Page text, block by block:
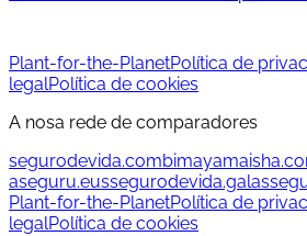
Plant-for-the-PlanetPolítica de
legalPolítica de cookies
A nosa rede de comparadores
segurodevida.com
aseguru.eussegurodevida.gal
Plant-for-the-PlanetPolítica de
legalPolítica de cookies